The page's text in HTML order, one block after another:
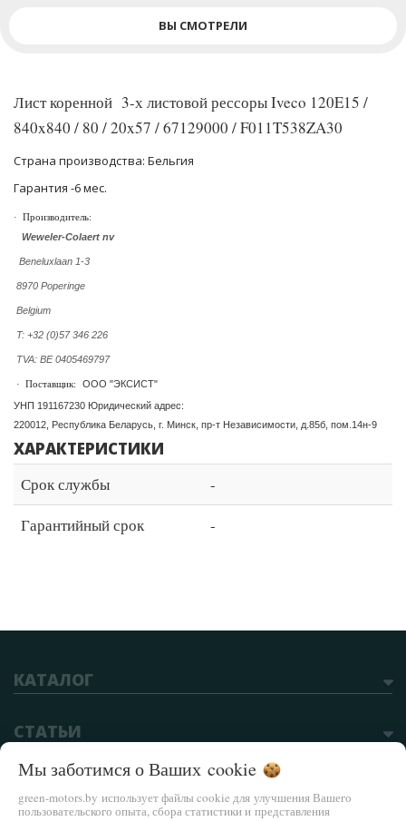
ВЫ СМОТРЕЛИ
Лист коренной 3-х листовой рессоры Iveco 120E15 /
840x840 / 80 / 20x57 / 67129000 / F011T538ZA30
Страна производства: Бельгия
Гарантия -6 мес.
· Производитель:
Weweler-Colaert nv
Beneluxlaan 1-3
8970 Poperinge
Belgium
T: +32 (0)57 346 226
TVA: BE 0405469797
· Поставщик:
ООО "ЭКСИСТ"
УНП 191167230 Юридический адрес:
220012, Республика Беларусь, г. Минск, пр-т Независимости, д.85б, пом.14н-9
ХАРАКТЕРИСТИКИ
Срок службы
-
Гарантийный срок
-
КАТАЛОГ
СТАТЬИ
Мы заботимся о Ваших cookie
green-motors.by использует файлы cookie для улучшения Вашего
пользовательского опыта, сбора статистики и представления